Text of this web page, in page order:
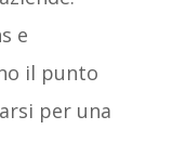
e
il punto
per una